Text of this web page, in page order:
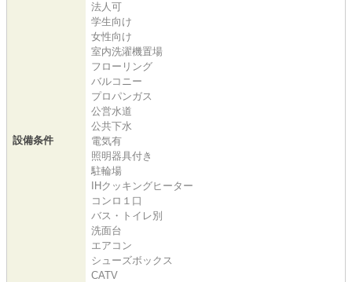
設備条件
法人可
学生向け
女性向け
室内洗濯機置場
フローリング
バルコニー
プロパンガス
公営水道
公共下水
電気有
照明器具付き
駐輪場
IHクッキングヒーター
コンロ１口
バス・トイレ別
洗面台
エアコン
シューズボックス
CATV